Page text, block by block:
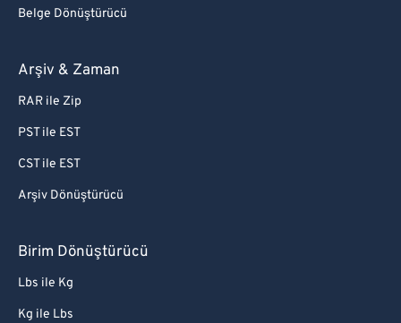
Belge Dönüştürücü
Arşiv & Zaman
RAR ile Zip
PST ile EST
CST ile EST
Arşiv Dönüştürücü
Birim Dönüştürücü
Lbs ile Kg
Kg ile Lbs